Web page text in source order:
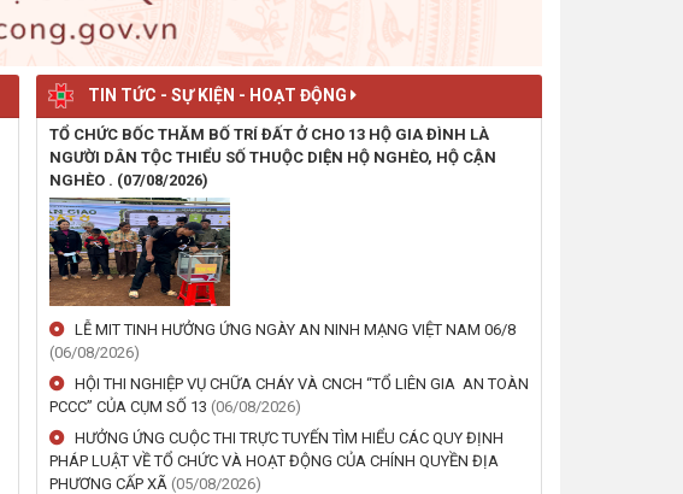
Thông báo Về việc công khai
thông tin người nộp thuế
không hoạt động tại địa chỉ đã
đăng ký; người nộp thuế ngừng
hoạt động, chưa hoàn thành
thủ tục chấm dứt hiệu lực mã
số thuế
THUỘC DIỆN HỘ NGHÈO, HỘ
CẬN NGHÈO .
(07/08/2026, 00:00)
UBND xã Krông Năng họp Ban
Tổ chức triển khai các hoạt
TIN TỨC - SỰ KIỆN - HOẠT ĐỘNG
TỔ CHỨC BỐC THĂM BỐ TRÍ ĐẤT Ở CHO 13 HỘ GIA ĐÌNH LÀ
NGƯỜI DÂN TỘC THIỂU SỐ THUỘC DIỆN HỘ NGHÈO, HỘ CẬN
NGHÈO . (07/08/2026)
LỄ MIT TINH HƯỞNG ỨNG NGÀY AN NINH MẠNG VIỆT NAM 06/8
(06/08/2026)
HỘI THI NGHIỆP VỤ CHỮA CHÁY VÀ CNCH “TỔ LIÊN GIA AN TOÀN
PCCC” CỦA CỤM SỐ 13 (06/08/2026)
HƯỞNG ỨNG CUỘC THI TRỰC TUYẾN TÌM HIỂU CÁC QUY ĐỊNH
PHÁP LUẬT VỀ TỔ CHỨC VÀ HOẠT ĐỘNG CỦA CHÍNH QUYỀN ĐỊA
PHƯƠNG CẤP XÃ (05/08/2026)